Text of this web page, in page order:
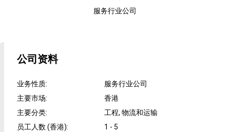
服务行业公司
公司资料
业务性质:
服务行业公司
主要市场:
香港
主要分类:
工程, 物流和运输
员工人数 (香港): 1 - 5